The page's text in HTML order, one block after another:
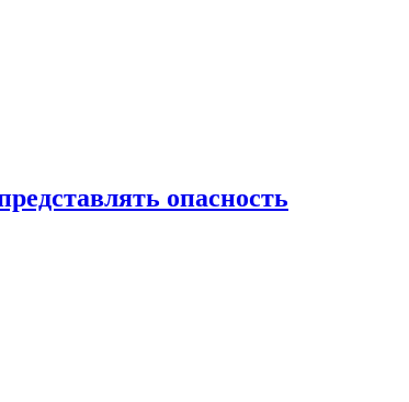
опасность